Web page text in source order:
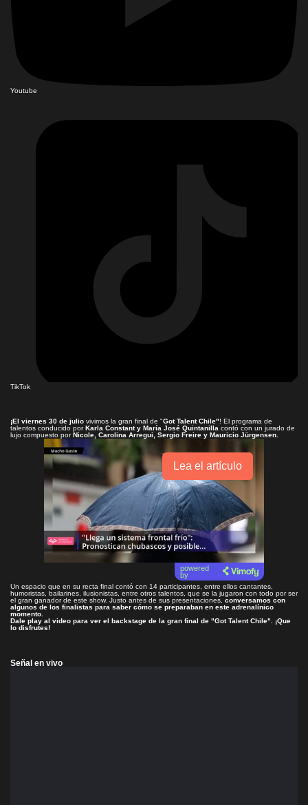
Youtube
TikTok
¡El viernes 30 de julio vivimos la gran final de "Got Talent Chile"! El programa de
talentos conducido porKarla Constant y María José Quintanilla contó con un jurado de
lujo compuesto porNicole, Carolina Arregui, Sergio Freire y Mauricio Jürgensen.
Lea el artículo
powered
by
Un espacio que en su recta final contó con 14 participantes, entre ellos cantantes,
humoristas, bailarines, ilusionistas, entre otros talentos, que se la jugaron con todo por ser
el gran ganador de este show. Justo antes de sus presentaciones, conversamos con
algunos de los finalistas para saber cómo se preparaban en este adrenalínico
momento.
Dale play al video para ver el backstage de la gran final de "Got Talent Chile". ¡Que
lo disfrutes!
Señal en vivo